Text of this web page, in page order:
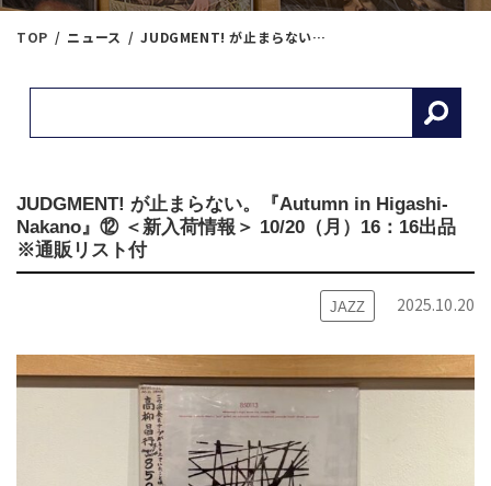
TOP ニュース JUDGMENT! が止まらない。『Autumn in Higashi-Nakano』⑫ ＜新入荷情報＞ 10/20（月）16：16出品 ※通販リスト付
JUDGMENT! が止まらない。『Autumn in Higashi-
Nakano』⑫ ＜新入荷情報＞ 10/20（月）16：16出品
※通販リスト付
JAZZ 2025.10.20